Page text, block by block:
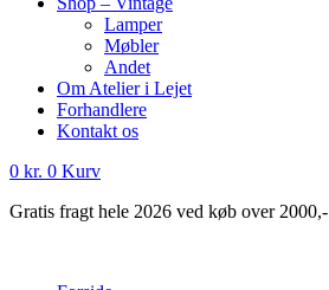
Lamper
Møbler
Andet
Om Atelier i Lejet
Forhandlere
Kontakt os
0 kr. 0 Kurv
Gratis fragt hele 2026 ved køb over 2000,-